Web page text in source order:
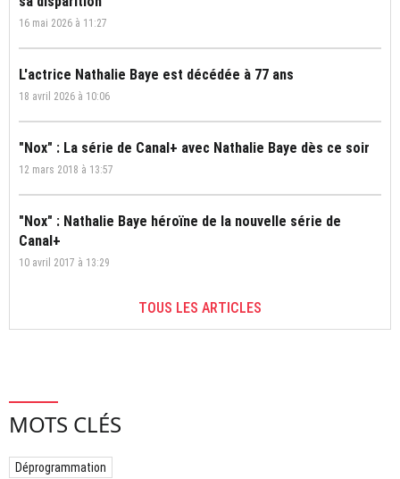
16 mai 2026 à 11:27
L'actrice Nathalie Baye est décédée à 77 ans
18 avril 2026 à 10:06
"Nox" : La série de Canal+ avec Nathalie Baye dès ce soir
12 mars 2018 à 13:57
"Nox" : Nathalie Baye héroïne de la nouvelle série de
Canal+
10 avril 2017 à 13:29
TOUS LES ARTICLES
MOTS CLÉS
Déprogrammation